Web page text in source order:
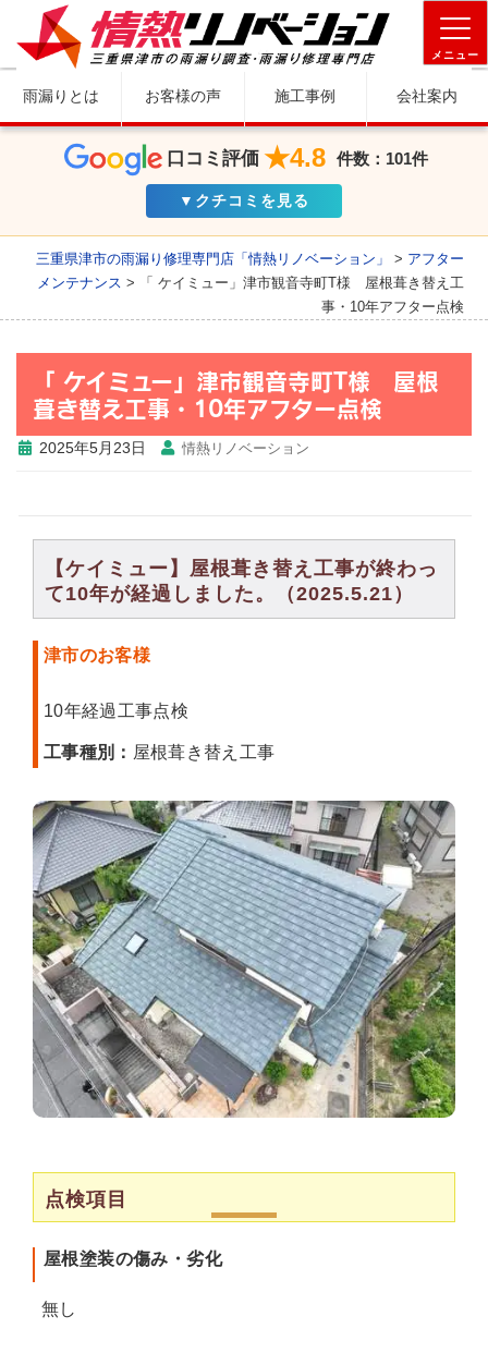
メニュー
雨漏りとは お客様の声 施工事例 会社案内
口コミ評価 ★4.8 件数：101件
▼クチコミを見る
三重県津市の雨漏り修理専門店「情熱リノベーション」 > アフター
メンテナンス >
「 ケイミュー」津市観音寺町T様 屋根葺き替え工
事・10年アフター点検
「 ケイミュー」津市観音寺町T様 屋根
葺き替え工事・10年アフター点検
2025年5月23日 情熱リノベーション
【ケイミュー】屋根葺き替え工事が終わっ
て10年が経過しました。（2025.5.21）
津市のお客様
10年経過工事点検
工事種別： 屋根葺き替え工事
点検項目
屋根塗装の傷み・劣化
無し